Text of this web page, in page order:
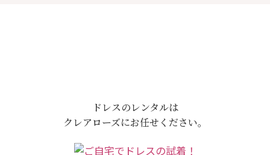
ドレスのレンタルは
クレアローズにお任せください。